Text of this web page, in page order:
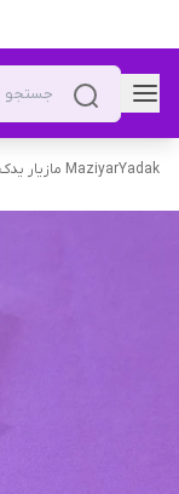
MaziyarYadak مازیار یدک